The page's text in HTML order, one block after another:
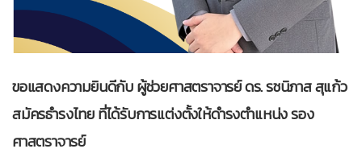
ขอแสดงความยินดีกับ ผู้ช่วยศาสตราจารย์ ดร. รชนิภาส สุแก้ว
สมัครธำรงไทย ที่ได้รับการแต่งตั้งให้ดำรงตำแหน่ง รอง
ศาสตราจารย์